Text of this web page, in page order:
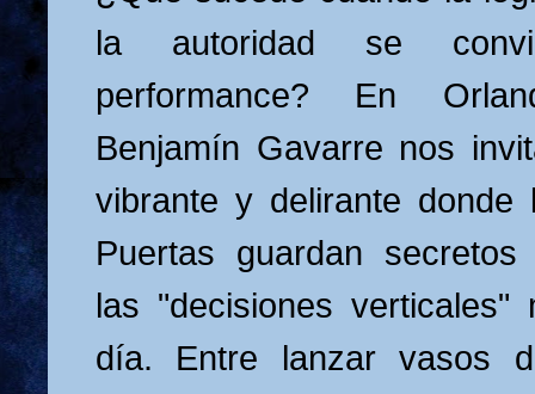
la autoridad se
performance? En
Benjamín Gavarre nos
vibrante y delirante donde
Puertas guardan
las "decisiones
día. Entre lanzar vasos